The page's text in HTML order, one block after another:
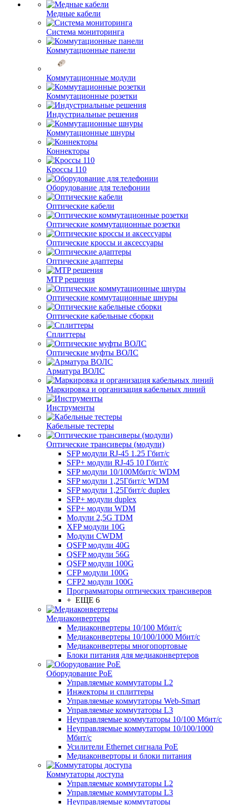
Медные кабели
Система мониторинга
Коммутационные панели
Коммутационные модули
Коммутационные розетки
Индустриальные решения
Коммутационные шнуры
Коннекторы
Кроссы 110
Оборудование для телефонии
Оптические кабели
Оптические коммутационные розетки
Оптические кроссы и аксессуары
Оптические адаптеры
MTP решения
Оптические коммутационные шнуры
Оптические кабельные сборки
Сплиттеры
Оптические муфты ВОЛС
Арматура ВОЛС
Маркировка и организация кабельных линий
Инструменты
Кабельные тестеры
Оптические трансиверы (модули)
SFP модули RJ-45 1.25 Гбит/c
SFP+ модули RJ-45 10 Гбит/c
SFP модули 10/100Мбит/с WDM
SFP модули 1,25Гбит/с WDM
SFP модули 1,25Гбит/с duplex
SFP+ модули duplex
SFP+ модули WDM
Модули 2,5G TDM
XFP модули 10G
Модули CWDM
QSFP модули 40G
QSFP модули 56G
QSFP модули 100G
CFP модули 100G
CFP2 модули 100G
Программаторы оптических трансиверов
+ ЕЩЕ 6
Медиаконвертеры
Медиаконвертеры 10/100 Мбит/с
Медиаконвертеры 10/100/1000 Мбит/c
Медиаконвертеры многопортовые
Блоки питания для медиаконвертеров
Оборудование PoE
Управляемые коммутаторы L2
Инжекторы и сплиттеры
Управляемые коммутаторы Web-Smart
Управляемые коммутаторы L3
Неуправляемые коммутаторы 10/100 Мбит/с
Неуправляемые коммутаторы 10/100/1000
Мбит/с
Усилители Ethernet сигнала PoE
Медиаконверторы и блоки питания
Коммутаторы доступа
Управляемые коммутаторы L2
Управляемые коммутаторы L3
Неуправляемые коммутаторы